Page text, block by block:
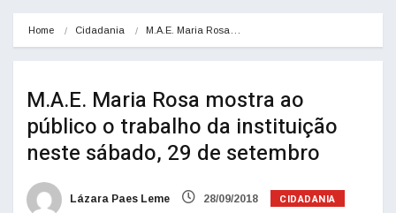
Home Cidadania M.A.E. Maria Rosa…
M.A.E. Maria Rosa mostra ao
público o trabalho da instituição
neste sábado, 29 de setembro
Lázara Paes Leme 28/09/2018 CIDADANIA